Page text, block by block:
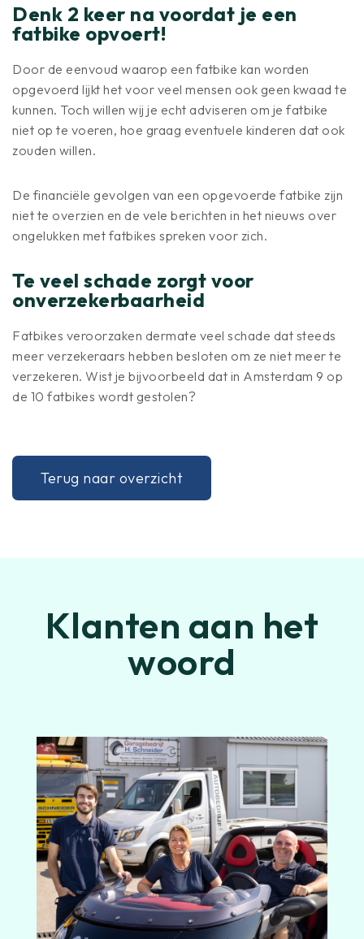
Denk 2 keer na voordat je een
fatbike opvoert!
Door de eenvoud waarop een fatbike kan worden
opgevoerd lijkt het voor veel mensen ook geen kwaad te
kunnen. Toch willen wij je echt adviseren om je fatbike
niet op te voeren, hoe graag eventuele kinderen dat ook
zouden willen.
De financiële gevolgen van een opgevoerde fatbike zijn
niet te overzien en de vele berichten in het nieuws over
ongelukken met fatbikes spreken voor zich.
Te veel schade zorgt voor
onverzekerbaarheid
Fatbikes veroorzaken dermate veel schade dat steeds
meer verzekeraars hebben besloten om ze niet meer te
verzekeren. Wist je bijvoorbeeld dat in Amsterdam 9 op
de 10 fatbikes wordt gestolen?
Terug naar overzicht
Klanten aan het
woord